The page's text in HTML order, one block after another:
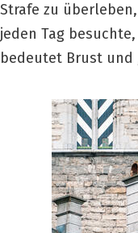
Strafe zu
jeden Tag
bedeutet Brust und